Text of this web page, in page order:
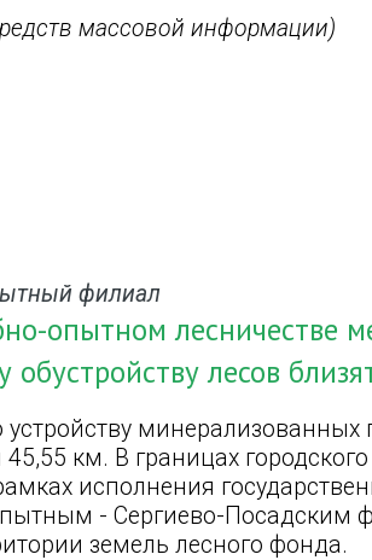
массовой информации)
филиал
опытном лесничестве
лесов
км. В границах
исполнения
- Сергиево-Посадским
земель лесного фонда.